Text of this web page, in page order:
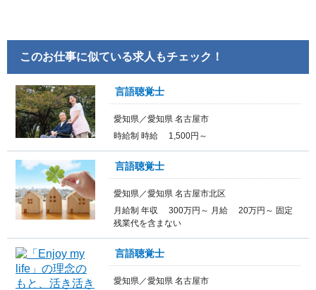
このお仕事に似ている求人もチェック！
言語聴覚士
愛知県／愛知県 名古屋市
時給制 時給 1,500円～
言語聴覚士
愛知県／愛知県 名古屋市北区
月給制 年収 300万円～ 月給 20万円～ 固定
残業代を含まない
言語聴覚士
愛知県／愛知県 名古屋市